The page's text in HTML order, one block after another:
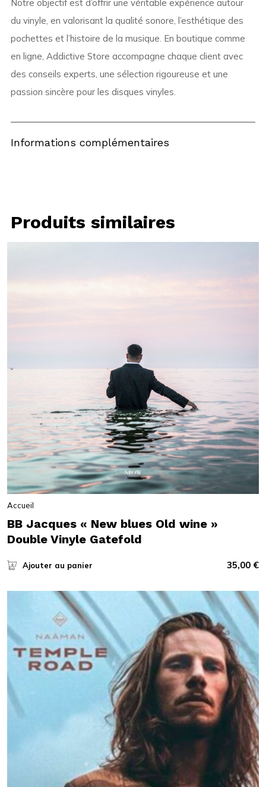
Notre objectif est d’offrir une véritable expérience autour
du vinyle, en valorisant la qualité sonore, l’esthétique des
pochettes et l’histoire de la musique. En boutique comme
en ligne, Addictive Store accompagne chaque client avec
des conseils experts, une sélection rigoureuse et une
passion sincère pour les disques vinyles.
Informations complémentaires
Produits similaires
Accueil
BB Jacques « New blues Old wine »
Double Vinyle Gatefold
Ajouter au panier 35,00 €